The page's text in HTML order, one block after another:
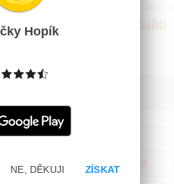
Hračky dle použití
ceny, výrobce
Od nejdražšího
Podle názvu od Z do A
Hopík
ZÍSKAT
NE, DĚKUJI